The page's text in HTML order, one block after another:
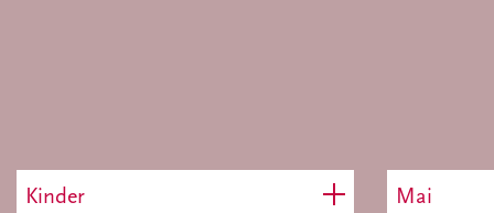
Kinder Mai